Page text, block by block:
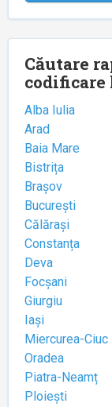
Căutare
codificare
Alba Iulia
Arad
Baia Mare
Bistrița
Brașov
București
Călărași
Constanța
Deva
Focșani
Giurgiu
Iași
Miercurea-Ciuc
Oradea
Piatra-Neamț
Ploiești